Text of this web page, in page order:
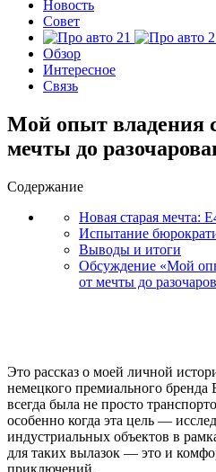
Новость
Совет
Обзор
Интересное
Связь
Мой опыт владения
мечты до
Содержание
Новая старая мечта:
Испытание
Выводы и итоги
Обсуждение «Мой
от мечты до
Это рассказ о моей личной
немецкого премиального
всегда была не просто
особенно когда эта цель —
индустриальных объектов в
для таких вылазок — это и
приключений.